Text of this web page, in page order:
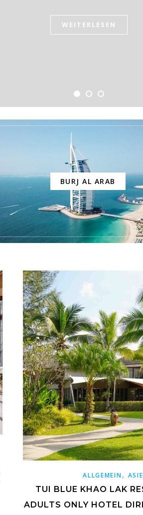
WEITERLESEN
WEITERLESEN
BURJ AL ARAB
ALLGEMEIN,
TUI BLUE KHAO LAK
ADULTS ONLY HOTEL